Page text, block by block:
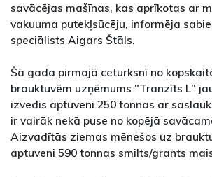
savācējas mašīnas, kas aprīkotas ar
vakuuma putekļsūcēju, informēja
speciālists Aigars Štāls.
Šā gada pirmajā ceturksnī no
brauktuvēm uzņēmums "Tranzīts L"
izvedis aptuveni 250 tonnas ar
ir vairāk nekā puse no kopējā
Aizvadītās ziemas mēnešos uz
aptuveni 590 tonnas smilts/grants